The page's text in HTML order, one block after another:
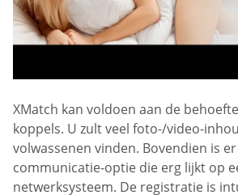
XMatch kan voldoen aan de
koppels. U zult veel foto-/video-
volwassenen vinden. Bovendien is
communicatie-optie die erg lijkt op
netwerksysteem. De registratie is